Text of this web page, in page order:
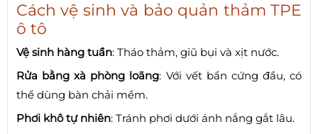
Cách vệ sinh và bảo quản thảm TPE
ô tô
Vệ sinh hàng tuần: Tháo thảm, giũ bụi và xịt nước.
Rửa bằng xà phòng loãng: Với vết bẩn cứng đầu, có
thể dùng bàn chải mềm.
Phơi khô tự nhiên: Tránh phơi dưới ánh nắng gắt lâu.